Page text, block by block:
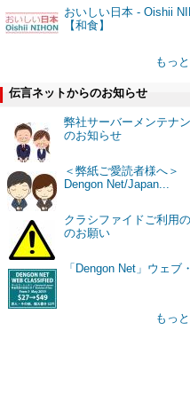
おいしい日本 - Oishii
【和食】
もっ
伝言ネットからのお知らせ
弊社サーバーメンテナ
のお知らせ
＜弊紙ご愛読者様へ＞
Dengon Net/Japan...
クラシファイドご利用
のお願い
「Dengon Net」ウェブ
もっ